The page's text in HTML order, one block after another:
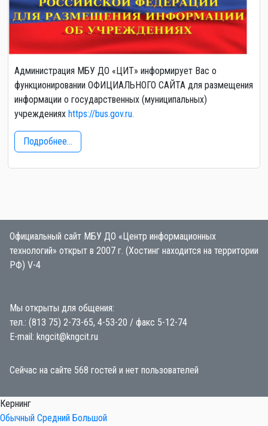
Администрация МБУ ДО «ЦИТ» информирует Вас о
функционировании ОФИЦИАЛЬНОГО САЙТА для размещения
информации о государственных (муниципальных)
учреждениях https://bus.gov.ru.
Подробнее...
Официальный сайт МБУ ДО «Центр информационных
технологий» открыт в 2007 г. (Хостинг находится на территории
РФ) V-4
Мы открыты для общения:
тел.: (813 75) 2-73-65, 4-53-20 / факс 5-12-74
E-mail: kngcit@kngcit.ru
Сейчас на сайте 568 гостей и нет пользователей
Кернинг
Обычный Средний Большой